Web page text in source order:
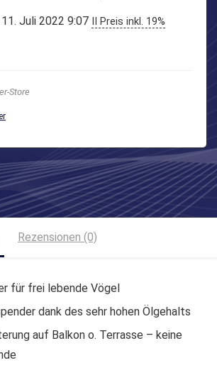
Juli 2022 9:07
II Preis inkl. 19%
Store
Rezensionen (0)
für frei lebende Vögel
dank des sehr hohen Ölgehalts
auf Balkon o. Terrasse – keine